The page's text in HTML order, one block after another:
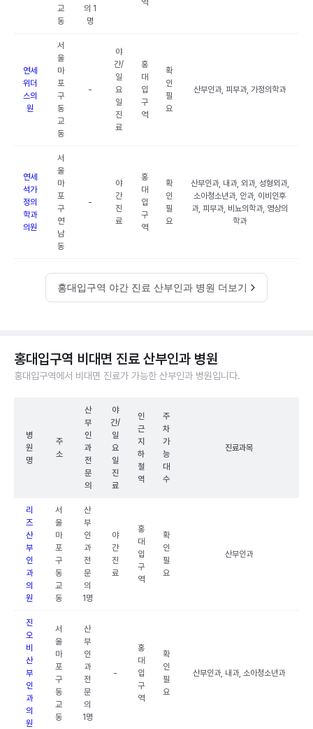
교
동
의 1
명
역
연세
위더
스의
원
서
울
마
포
구
동
교
동
-
야
간/
일
요
일
진
료
홍
대
입
구
역
확
인
필
요
산부인과, 피부과, 가정의학과
연세
석가
정의
학과
의원
서
울
마
포
구
연
남
동
-
야
간
진
료
홍
대
입
구
역
확
인
필
요
산부인과, 내과, 외과, 성형외과,
소아청소년과, 안과, 이비인후
과, 피부과, 비뇨의학과, 영상의
학과
홍대입구역 야간 진료 산부인과 병원 더보기
홍대입구역 비대면 진료 산부인과 병원
홍대입구역에서 비대면 진료가 가능한 산부인과 병원입니다.
병
원
명
주
소
산
부
인
과
전
문
의
야
간/
일
요
일
진
료
인
근
지
하
철
역
주
차
가
능
대
수
진료과목
리
즈
산
부
인
과
의
원
서
울
마
포
구
동
교
동
산
부
인
과
전
문
의
1명
야
간
진
료
홍
대
입
구
역
확
인
필
요
산부인과
진
오
비
산
부
인
과
의
원
서
울
마
포
구
동
교
동
산
부
인
과
전
문
의
1명
-
홍
대
입
구
역
확
인
필
요
산부인과, 내과, 소아청소년과